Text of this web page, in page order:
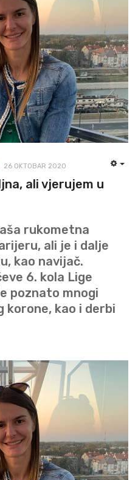
26 OKTOBAR 2020
ali vjerujem u
rukometna
ali je i dalje
kao navijač.
6. kola Lige
poznato mnogi
korone, kao i derbi